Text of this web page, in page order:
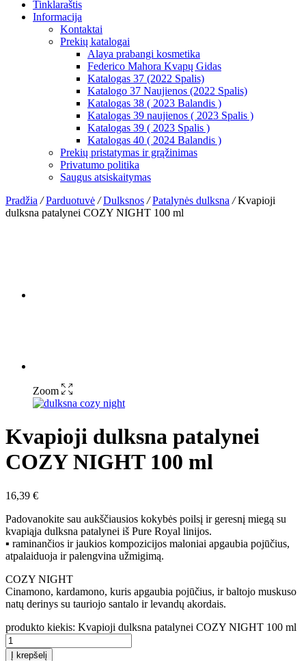
Tinklaraštis
Informacija
Kontaktai
Prekių katalogai
Alaya prabangi kosmetika
Federico Mahora Kvapų Gidas
Katalogas 37 (2022 Spalis)
Katalogo 37 Naujienos (2022 Spalis)
Katalogas 38 ( 2023 Balandis )
Katalogas 39 naujienos ( 2023 Spalis )
Katalogas 39 ( 2023 Spalis )
Katalogas 40 ( 2024 Balandis )
Prekių pristatymas ir grąžinimas
Privatumo politika
Saugus atsiskaitymas
Pradžia / Parduotuvė / Dulksnos / Patalynės dulksna /Kvapioji
dulksna patalynei COZY NIGHT 100 ml
Zoom
Kvapioji dulksna patalynei
COZY NIGHT 100 ml
16,39 €
Padovanokite sau aukščiausios kokybės poilsį ir geresnį miegą su
kvapiąja dulksna patalynei iš Pure Royal linijos.
▪ raminančios ir jaukios kompozicijos maloniai apgaubia pojūčius,
atpalaiduoja ir palengvina užmigimą.
COZY NIGHT
Cinamono, kardamono, kuris apgaubia pojūčius, ir baltojo muskuso
natų derinys su tauriojo santalo ir levandų akordais.
produkto kiekis: Kvapioji dulksna patalynei COZY NIGHT 100 ml
Į krepšelį